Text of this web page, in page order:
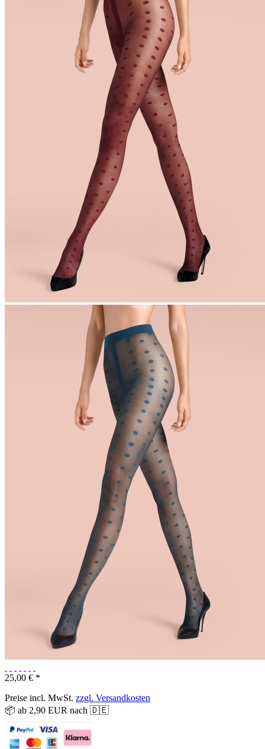
25,00 € *
Preise incl. MwSt. zzgl. Versandkosten
📦 ab 2,90 EUR nach 🇩🇪